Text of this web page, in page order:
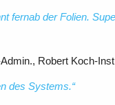
fernab der Folien.
Robert Koch-
des Systems.“